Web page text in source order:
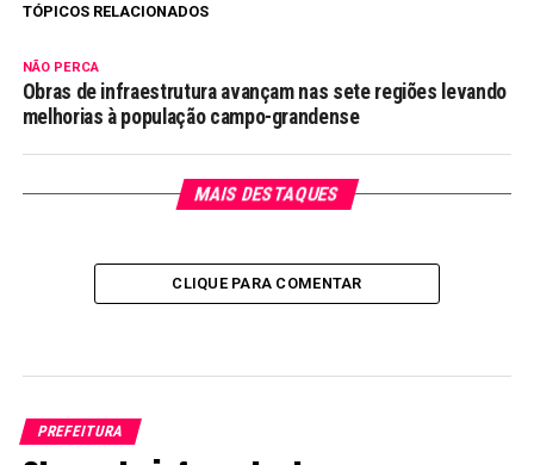
TÓPICOS RELACIONADOS
NÃO PERCA
Obras de infraestrutura avançam nas sete regiões levando
melhorias à população campo-grandense
MAIS DESTAQUES
CLIQUE PARA COMENTAR
PREFEITURA